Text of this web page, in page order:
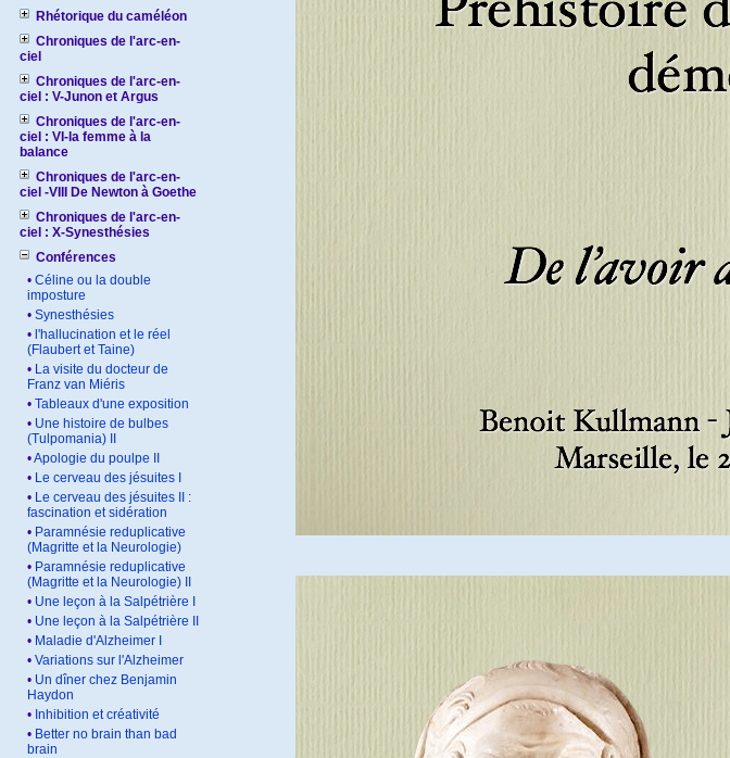
Rhétorique du caméléon
Chroniques de l'arc-en-
ciel
Chroniques de l'arc-en-
ciel : V-Junon et Argus
Chroniques de l'arc-en-
ciel : VI-la femme à la
balance
Chroniques de l'arc-en-
ciel -VIII De Newton à Goethe
Chroniques de l'arc-en-
ciel : X-Synesthésies
Conférences
• Céline ou la double
imposture
• Synesthésies
• l'hallucination et le réel
(Flaubert et Taine)
• La visite du docteur de
Franz van Miéris
• Tableaux d'une exposition
• Une histoire de bulbes
(Tulpomania) II
•Apologie du poulpe II
• Le cerveau des jésuites I
• Le cerveau des jésuites II :
fascination et sidération
• Paramnésie reduplicative
(Magritte et la Neurologie)
• Paramnésie reduplicative
(Magritte et la Neurologie) II
• Une leçon à la Salpétrière I
• Une leçon à la Salpétrière II
• Maladie d'Alzheimer I
• Variations sur l'Alzheimer
• Un dîner chez Benjamin
Haydon
• Inhibition et créativité
• Better no brain than bad
brain